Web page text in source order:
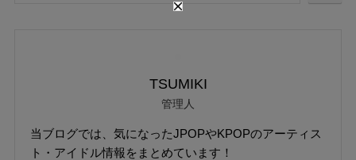
TSUMIKI
管理人
当ブログでは、気になったJPOPやKPOPのアーティス
ト・アイドル情報をまとめています！